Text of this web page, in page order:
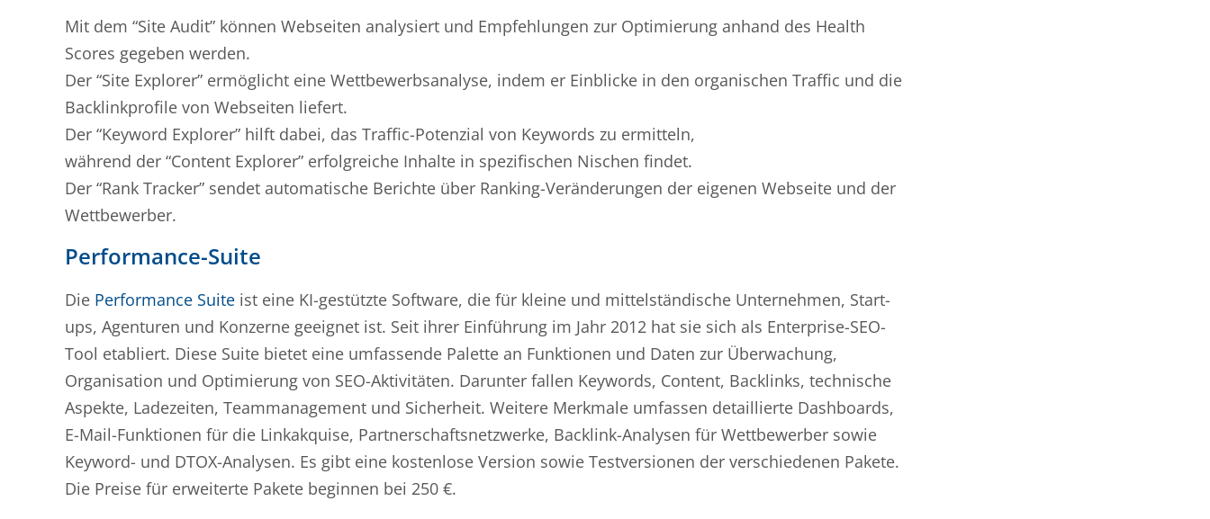
Mit dem “Site Audit” können Webseiten analysiert und Empfehlungen zur Optimierung anhand des Health
Scores gegeben werden.
Der “Site Explorer” ermöglicht eine Wettbewerbsanalyse, indem er Einblicke in den organischen Traffic und die
Backlinkprofile von Webseiten liefert.
Der “Keyword Explorer” hilft dabei, das Traffic-Potenzial von Keywords zu ermitteln,
während der “Content Explorer” erfolgreiche Inhalte in spezifischen Nischen findet.
Der “Rank Tracker” sendet automatische Berichte über Ranking-Veränderungen der eigenen Webseite und der
Wettbewerber.
Performance-Suite
Die Performance Suite ist eine KI-gestützte Software, die für kleine und mittelständische Unternehmen, Start-
ups, Agenturen und Konzerne geeignet ist. Seit ihrer Einführung im Jahr 2012 hat sie sich als Enterprise-SEO-
Tool etabliert. Diese Suite bietet eine umfassende Palette an Funktionen und Daten zur Überwachung,
Organisation und Optimierung von SEO-Aktivitäten. Darunter fallen Keywords, Content, Backlinks, technische
Aspekte, Ladezeiten, Teammanagement und Sicherheit. Weitere Merkmale umfassen detaillierte Dashboards,
E-Mail-Funktionen für die Linkakquise, Partnerschaftsnetzwerke, Backlink-Analysen für Wettbewerber sowie
Keyword- und DTOX-Analysen. Es gibt eine kostenlose Version sowie Testversionen der verschiedenen Pakete.
Die Preise für erweiterte Pakete beginnen bei 250 €.
anja.klusner@mind-force.de
Ihre Anfrage